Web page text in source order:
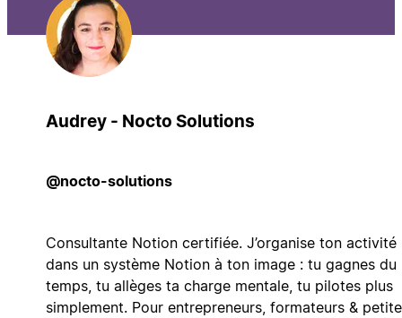
Audrey - Nocto Solutions
@nocto-solutions
Consultante Notion certifiée. J’organise ton activité
dans un système Notion à ton image : tu gagnes du
temps, tu allèges ta charge mentale, tu pilotes plus
simplement. Pour entrepreneurs, formateurs &